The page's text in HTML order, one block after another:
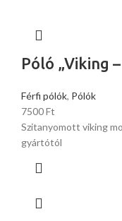
Póló „Viking
Férfi pólók, Pólók
7500Ft
Szitanyomott viking
gyártótól